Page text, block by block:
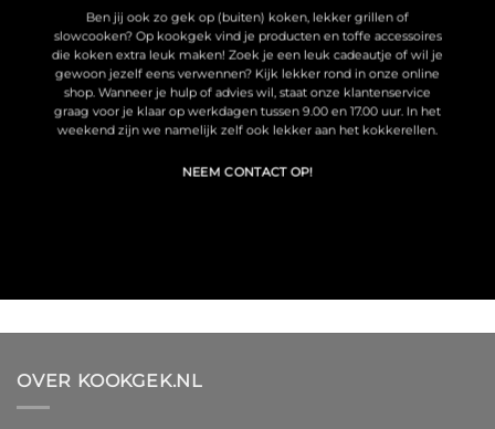
Ben jij ook zo gek op (buiten) koken, lekker grillen of
slowcooken? Op kookgek vind je producten en toffe accessoires
die koken extra leuk maken! Zoek je een leuk cadeautje of wil je
gewoon jezelf eens verwennen? Kijk lekker rond in onze online
shop. Wanneer je hulp of advies wil, staat onze klantenservice
graag voor je klaar op werkdagen tussen 9.00 en 17.00 uur. In het
weekend zijn we namelijk zelf ook lekker aan het kokkerellen.
NEEM CONTACT OP!
OVER KOOKGEK.NL